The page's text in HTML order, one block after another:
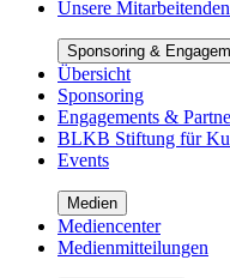
Unsere
Sponsoring &
Übersicht
Sponsoring
Engagements &
BLKB Stiftung für
Events
Medien
Mediencenter
Medienmitteilungen